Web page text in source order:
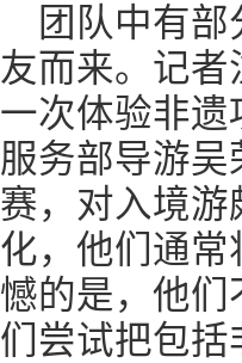
团队中有
友而来。记
一次体验非
服务部导游
赛，对入境游
化，他们通
憾的是，他
们尝试把包